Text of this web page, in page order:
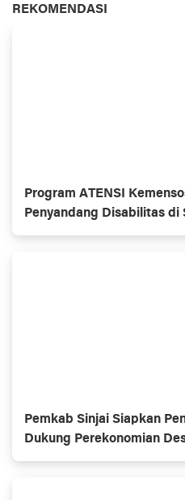
REKOMENDASI
Program ATENSI
Penyandang Disabilitas di
Pemkab Sinjai Siapkan
Dukung Perekonomian